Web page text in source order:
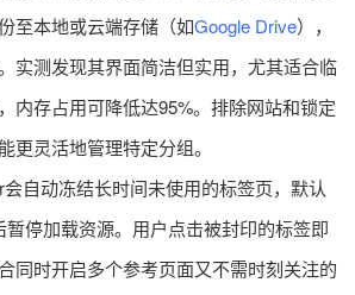
至本地或云端存储（如Google Drive），
实测发现其界面简洁但实用，尤其适合临
内存占用可降低达95%。排除网站和锁定
更灵活地管理特定分组。
自动冻结长时间未使用的标签页，默认
停加载资源。用户点击被封印的标签即
同时开启多个参考页面又不需时刻关注的